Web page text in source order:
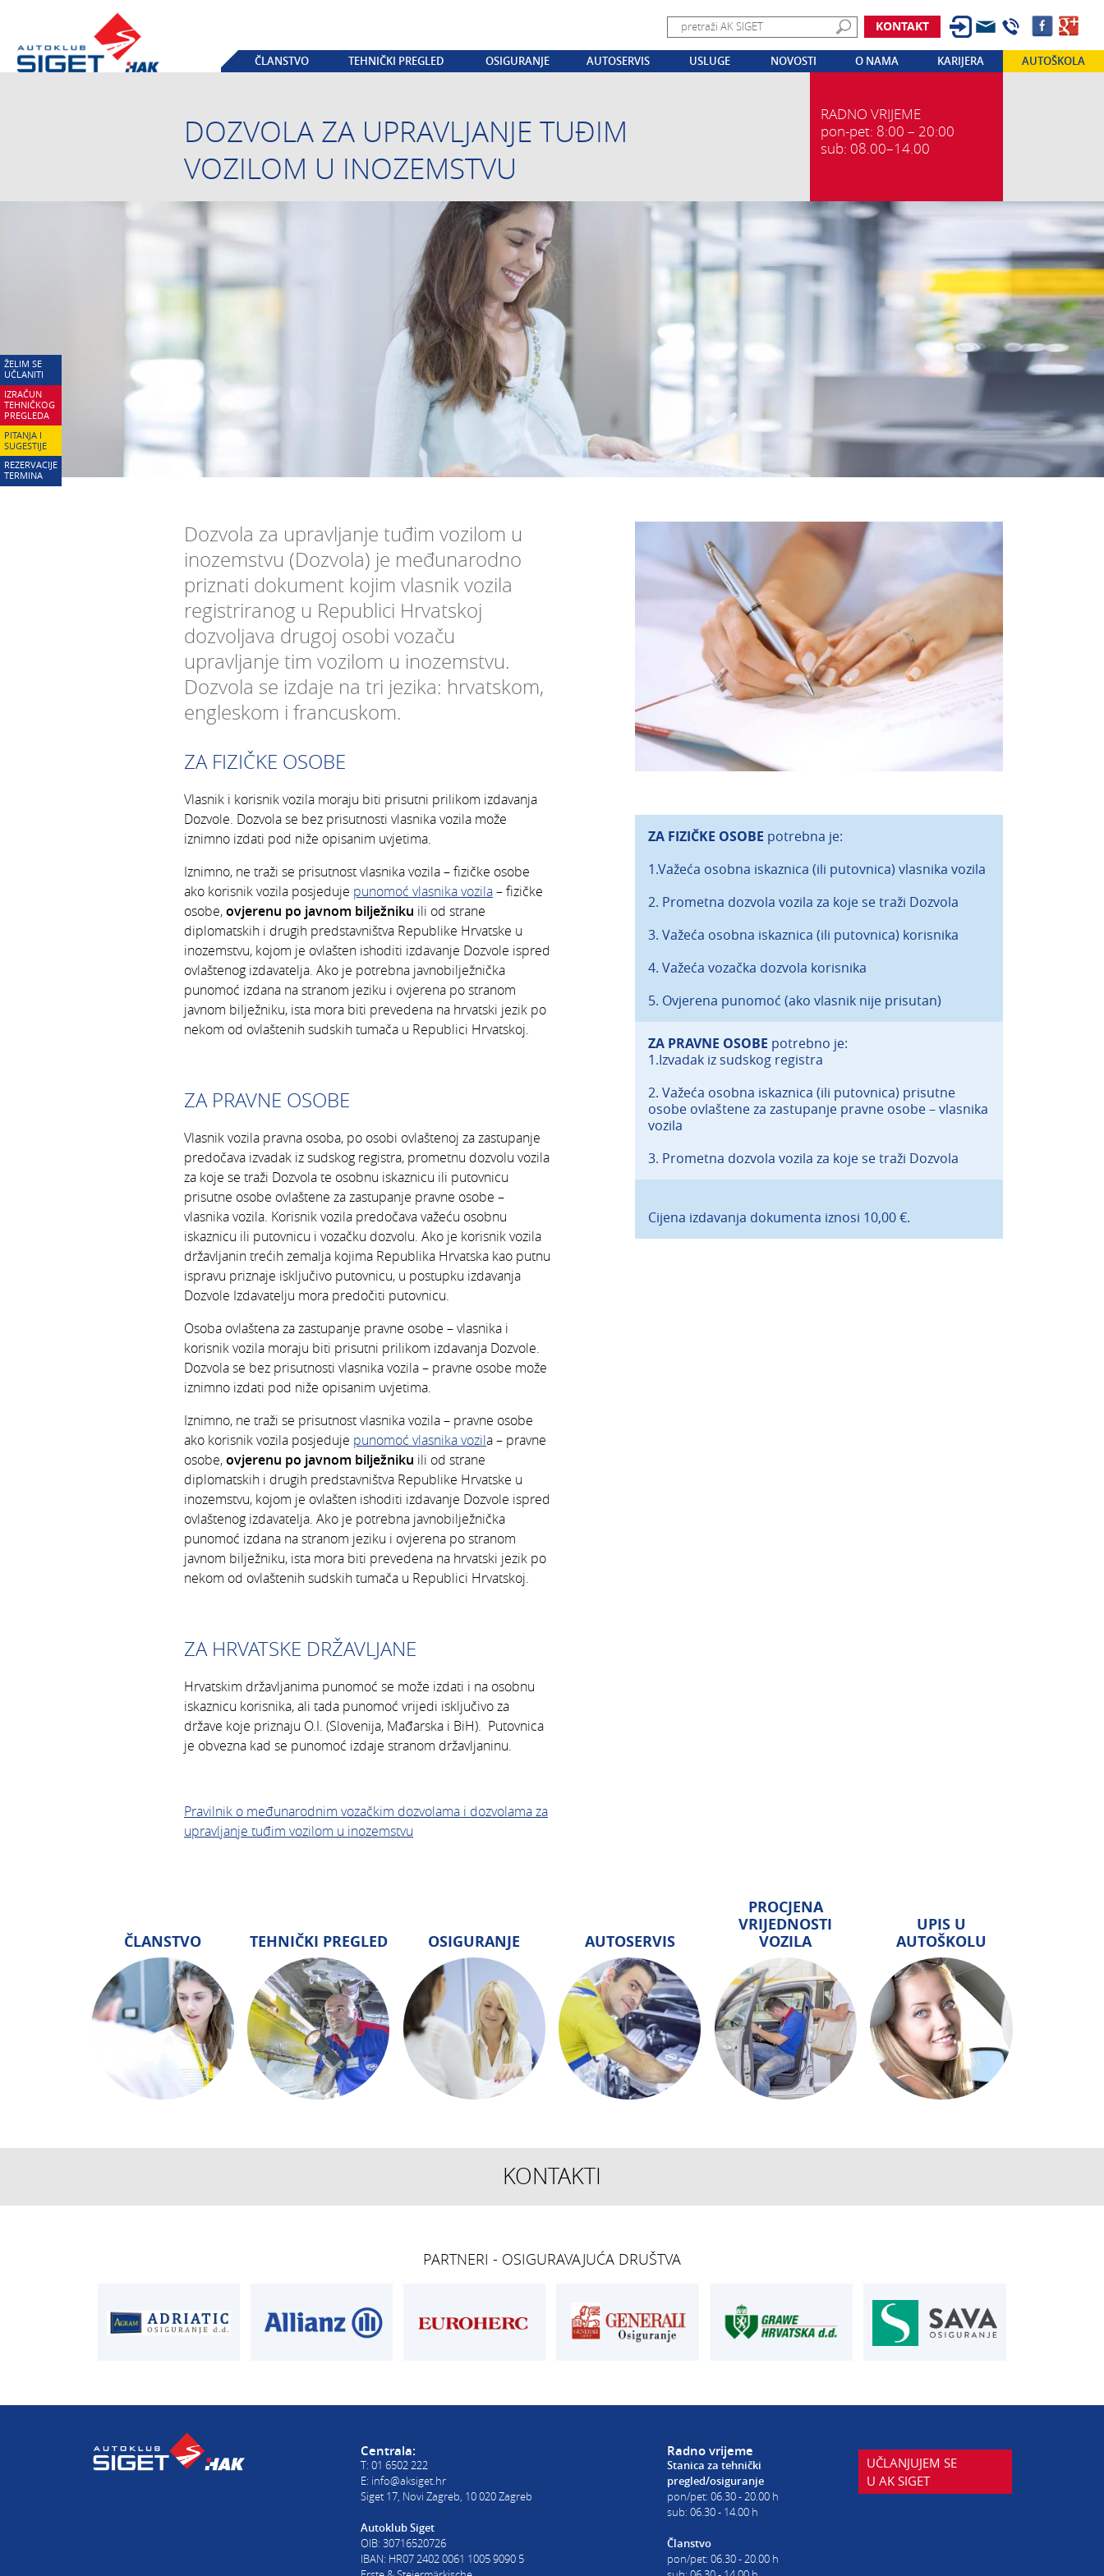
KONTAKT
ČLANSTVO TEHNIČKI PREGLED OSIGURANJE AUTOSERVIS USLUGE NOVOSTI O NAMA KARIJERA AUTOŠKOLA
ŽELIM SE
UČLANITI
IZRAČUN
TEHNIČKOG
PREGLEDA
PITANJA I
SUGESTIJE
REZERVACIJE
TERMINA
DOZVOLA ZA UPRAVLJANJE TUĐIM
VOZILOM U INOZEMSTVU
RADNO VRIJEME
pon-pet: 8:00 – 20:00
sub: 08.00–14.00
Dozvola za upravljanje tuđim vozilom u
inozemstvu (Dozvola) je međunarodno
priznati dokument kojim vlasnik vozila
registriranog u Republici Hrvatskoj
dozvoljava drugoj osobi vozaču
upravljanje tim vozilom u inozemstvu.
Dozvola se izdaje na tri jezika: hrvatskom,
engleskom i francuskom.
ZA FIZIČKE OSOBE
Vlasnik i korisnik vozila moraju biti prisutni prilikom izdavanja
Dozvole. Dozvola se bez prisutnosti vlasnika vozila može
iznimno izdati pod niže opisanim uvjetima.
Iznimno, ne traži se prisutnost vlasnika vozila – fizičke osobe
ako korisnik vozila posjeduje punomoć vlasnika vozila– fizičke
osobe,ovjerenu po javnom bilježniku ili od strane
diplomatskih i drugih predstavništva Republike Hrvatske u
inozemstvu, kojom je ovlašten ishoditi izdavanje Dozvole ispred
ovlaštenog izdavatelja. Ako je potrebna javnobilježnička
punomoć izdana na stranom jeziku i ovjerena po stranom
javnom bilježniku, ista mora biti prevedena na hrvatski jezik po
nekom od ovlaštenih sudskih tumača u Republici Hrvatskoj.
ZA PRAVNE OSOBE
Vlasnik vozila pravna osoba, po osobi ovlaštenoj za zastupanje
predočava izvadak iz sudskog registra, prometnu dozvolu vozila
za koje se traži Dozvola te osobnu iskaznicu ili putovnicu
prisutne osobe ovlaštene za zastupanje pravne osobe –
vlasnika vozila. Korisnik vozila predočava važeću osobnu
iskaznicu ili putovnicu i vozačku dozvolu. Ako je korisnik vozila
državljanin trećih zemalja kojima Republika Hrvatska kao putnu
ispravu priznaje isključivo putovnicu, u postupku izdavanja
Dozvole Izdavatelju mora predočiti putovnicu.
Osoba ovlaštena za zastupanje pravne osobe – vlasnika i
korisnik vozila moraju biti prisutni prilikom izdavanja Dozvole.
Dozvola se bez prisutnosti vlasnika vozila – pravne osobe može
iznimno izdati pod niže opisanim uvjetima.
Iznimno, ne traži se prisutnost vlasnika vozila – pravne osobe
ako korisnik vozila posjeduje punomoć vlasnika vozila – pravne
osobe,ovjerenu po javnom bilježniku ili od strane
diplomatskih i drugih predstavništva Republike Hrvatske u
inozemstvu, kojom je ovlašten ishoditi izdavanje Dozvole ispred
ovlaštenog izdavatelja. Ako je potrebna javnobilježnička
punomoć izdana na stranom jeziku i ovjerena po stranom
javnom bilježniku, ista mora biti prevedena na hrvatski jezik po
nekom od ovlaštenih sudskih tumača u Republici Hrvatskoj.
ZA HRVATSKE DRŽAVLJANE
Hrvatskim državljanima punomoć se može izdati i na osobnu
iskaznicu korisnika, ali tada punomoć vrijedi isključivo za
države koje priznaju O.I. (Slovenija, Mađarska i BiH). Putovnica
je obvezna kad se punomoć izdaje stranom državljaninu.
Pravilnik o međunarodnim vozačkim dozvolama i dozvolama za
upravljanje tuđim vozilom u inozemstvu
ZA FIZIČKE OSOBE potrebna je:
1.Važeća osobna iskaznica (ili putovnica) vlasnika vozila
2. Prometna dozvola vozila za koje se traži Dozvola
3. Važeća osobna iskaznica (ili putovnica) korisnika
4. Važeća vozačka dozvola korisnika
5. Ovjerena punomoć (ako vlasnik nije prisutan)
ZA PRAVNE OSOBE potrebno je:
1.Izvadak iz sudskog registra
2. Važeća osobna iskaznica (ili putovnica) prisutne
osobe ovlaštene za zastupanje pravne osobe – vlasnika
vozila
3. Prometna dozvola vozila za koje se traži Dozvola
Cijena izdavanja dokumenta iznosi 10,00 €.
ČLANSTVO TEHNIČKI PREGLED OSIGURANJE AUTOSERVIS
PROCJENA
VRIJEDNOSTI
VOZILA
UPIS U
AUTOŠKOLU
KONTAKTI
T:01 6502 277
01 6502 265
E:registracija@aksiget.hr
E:homologacija@aksiget.hr
T:01 6502 292
E:autodijelovi@autosiget.hr
E:procjena@aksiget.hr
T:01 6502 254
PARTNERI - OSIGURAVAJUĆA DRUŠTVA
UČLANJUJEM SE
U AK SIGET
Centrala:
T: 01 6502 222
E: info@aksiget.hr
Siget 17, Novi Zagreb, 10 020 Zagreb
Autoklub Siget
OIB: 30716520726
IBAN: HR07 2402 0061 1005 9090 5
Radno vrijeme
Stanica za tehnički
pregled/osiguranje
pon/pet: 06.30 - 20.00 h
sub: 06.30 - 14.00 h
Članstvo
pon/pet: 06.30 - 20.00 h